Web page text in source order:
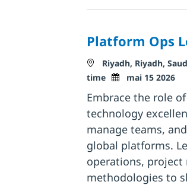
Platform Ops
Localisation
Riyadh, Riyadh,
time Posted Date
mai 15 2026
Embrace the role
technology
manage teams,
global platforms.
operations, project
methodologies to